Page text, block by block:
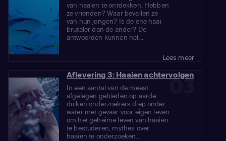
van haaien te ontdekken. Hebben
ze vrienden? Waar bevallen ze
van hun jongen? Is de ene haai
brutaler dan de ander? De
antwoorden kunnen hel...
Lees meer
03
Aflevering 3: Haaien achtervolgen
In een aantal van de meest
afgelegen gebieden op aarde
duiken onderzoekers diep onder
water met gevaar voor eigen leven
om het geheime leven van haaien
te bestuderen, mythes over
haaien te onderzoeken...